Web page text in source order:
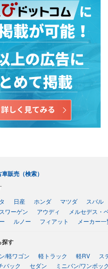
販売（検索）
日産 ホンダ マツダ スバル
ワーゲン アウディ メルセデス・
ルノー フィアット メーカー
探す
/軽ワゴン 軽トラック 軽RV
ス
バック
セダン ミニバン/ワンボッ